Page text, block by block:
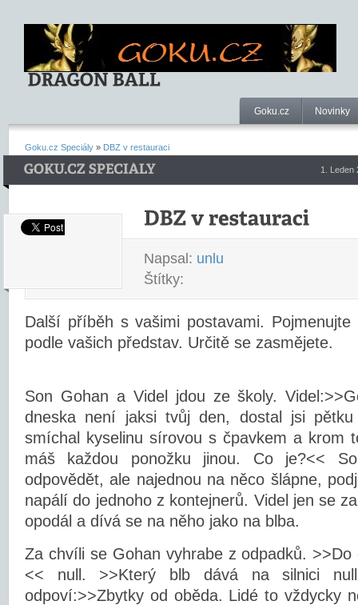
Goku.cz Novinky
Goku.cz Speciály » DBZ v restauraci
1. Leden
Napsal: unlu
Štítky:
Další příběh s vašimi postavami.
podle vašich představ. Určitě se zasmějete.
Son Gohan a Videl jdou ze školy.
dneska není jaksi tvůj den, dostal jsi
smíchal kyselinu sírovou s čpavkem a krom
máš každou ponožku jinou. Co je?<<
odpovědět, ale najednou na něco šlápne,
napálí do jednoho z kontejnerů. Videl jen se
opodál a dívá se na něho jako na blba.
Za chvíli se Gohan vyhrabe z odpadků.
<< null. >>Který blb dává na silnici
odpoví:>>Zbytky od oběda. Lidé to vždycky